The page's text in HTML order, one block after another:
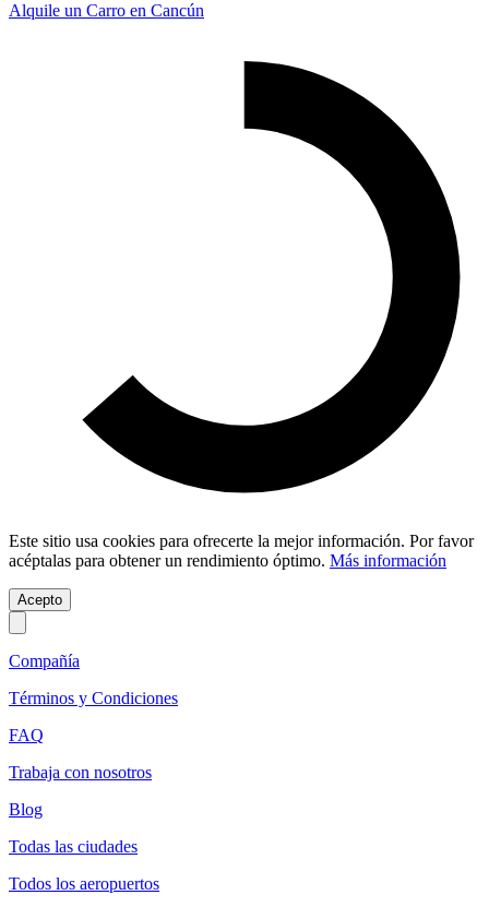
Alquile un Carro en Cancún
Este sitio usa cookies para ofrecerte la mejor información. Por favor
acéptalas para obtener un rendimiento óptimo. Más información
Acepto
Compañía
Términos y Condiciones
FAQ
Trabaja con nosotros
Blog
Todas las ciudades
Todos los aeropuertos